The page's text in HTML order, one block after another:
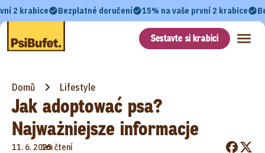
2 krabice Bezplatné doručení 15% na vaše první 2 krabice
Sestavte si krabici
Domů Lifestyle
Jak adoptować psa?
Najważniejsze informacje
11. 6. 2025
•
1m čtení